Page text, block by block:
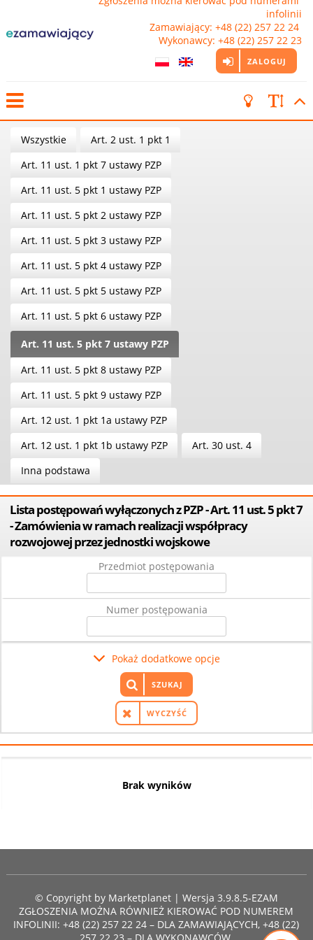
infolinii
Zamawiający: +48 (22) 257 22 24
Wykonawcy: +48 (22) 257 22 23
ZALOGUJ
Wszystkie
Art. 2 ust. 1 pkt 1
Art. 11 ust. 1 pkt 7 ustawy PZP
Art. 11 ust. 5 pkt 1 ustawy PZP
Art. 11 ust. 5 pkt 2 ustawy PZP
Art. 11 ust. 5 pkt 3 ustawy PZP
Art. 11 ust. 5 pkt 4 ustawy PZP
Art. 11 ust. 5 pkt 5 ustawy PZP
Art. 11 ust. 5 pkt 6 ustawy PZP
Art. 11 ust. 5 pkt 7 ustawy PZP
Art. 11 ust. 5 pkt 8 ustawy PZP
Art. 11 ust. 5 pkt 9 ustawy PZP
Art. 12 ust. 1 pkt 1a ustawy PZP
Art. 12 ust. 1 pkt 1b ustawy PZP
Art. 30 ust. 4
Inna podstawa
Lista postępowań wyłączonych z PZP - Art. 11 ust. 5 pkt 7
- Zamówienia w ramach realizacji współpracy
rozwojowej przez jednostki wojskowe
Przedmiot postępowania
Numer postępowania
Pokaż dodatkowe opcje
WYCZYŚĆ
SZUKAJ
Brak wyników
© Copyright by Marketplanet| Wersja 3.9.8.5-EZAM
ZGŁOSZENIA MOŻNA RÓWNIEŻ KIEROWAĆ POD NUMEREM
INFOLINII: +48 (22) 257 22 24 – DLA ZAMAWIAJĄCYCH, +48 (22)
257 22 23 – DLA WYKONAWCÓW.